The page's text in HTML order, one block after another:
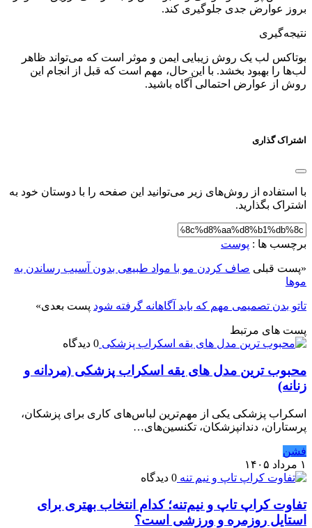
بروز عوارض جدی جلوگیری کند.
نتیجه‌گیری
بوتاکس لب یک روش زیبایی ایمن و موثر است که می‌تواند ظاهر
لب‌ها را بهبود بخشد. با این حال، مهم است که قبل از انجام این
روش از عوارض احتمالی آگاه باشید.
اشتراک گذاری
با استفاده از روش‌های زیر می‌توانید این صفحه را با دوستان خود به
اشتراک بگذارید.
برچسب ها : پوست
«پست قبلی صاف کردن مو با مواد طبیعی بدون آسیب رساندن به
موها
تاتو بدن تصمیمی مهم که باید آگاهانه گرفته شود پست بعدی»
پست های مرتبط
0 دیدگاه
محبوب ترین مدل های یقه اسکراب پزشکی (مردانه و
زنانه)
اسکراب پزشکی یکی از مهم‌ترین لباس‌های کاری برای پزشکان،
پرستاران، دندانپزشکان، تکنسین‌های…
فشن
۱ مرداد ۱۴۰۵
0 دیدگاه
تفاوت کراپ تاپ و نیم‌تنه؛ کدام انتخاب بهتری برای
استایل روزمره و ورزشی است؟